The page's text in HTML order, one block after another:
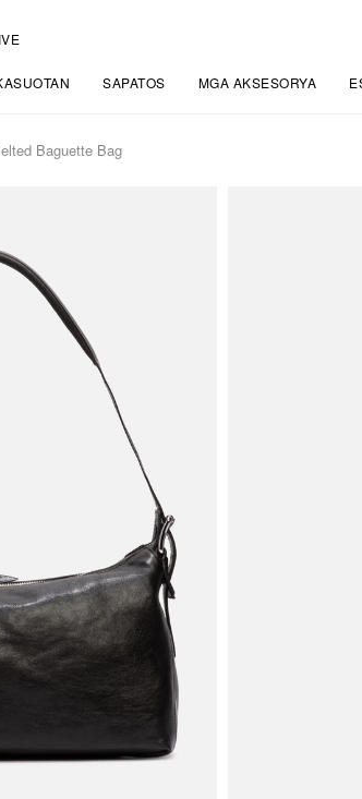
SAPATOS MGA AKSESORYA
Baguette Bag